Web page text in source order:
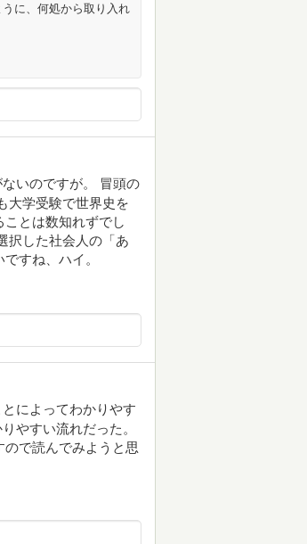
に、何処から取り入れ
いのですが。 冒頭の
大学受験で世界史を
とは数知れずでし
択した社会人の「あ
すね、ハイ。
によってわかりやす
やすい流れだった。
で読んでみようと思